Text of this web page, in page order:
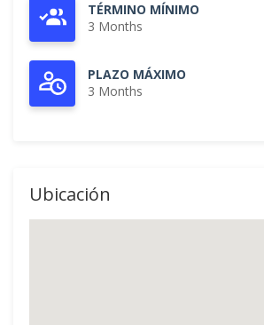
TÉRMINO MÍNIMO
3 Months
PLAZO MÁXIMO
3 Months
Ubicación